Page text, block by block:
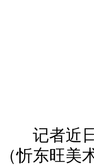
记者近日
（忻东旺